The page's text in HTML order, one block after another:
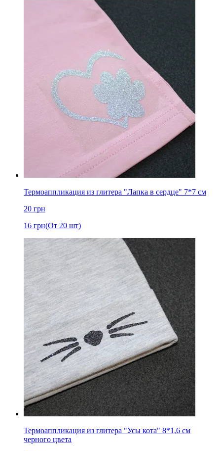
Термоаппликация из глитера "Лапка в сердце" 7*7 см
20 грн
16 грн(От 20 шт)
Термоаппликация из глитера "Усы кота" 8*1,6 см
черного цвета